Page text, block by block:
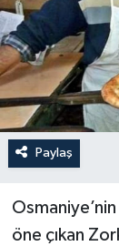
Paylaş
öne çıkan